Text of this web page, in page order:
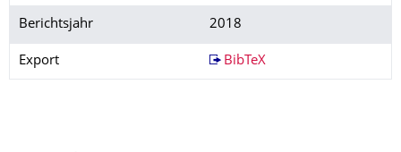
Berichtsjahr 2018
Export BibTeX